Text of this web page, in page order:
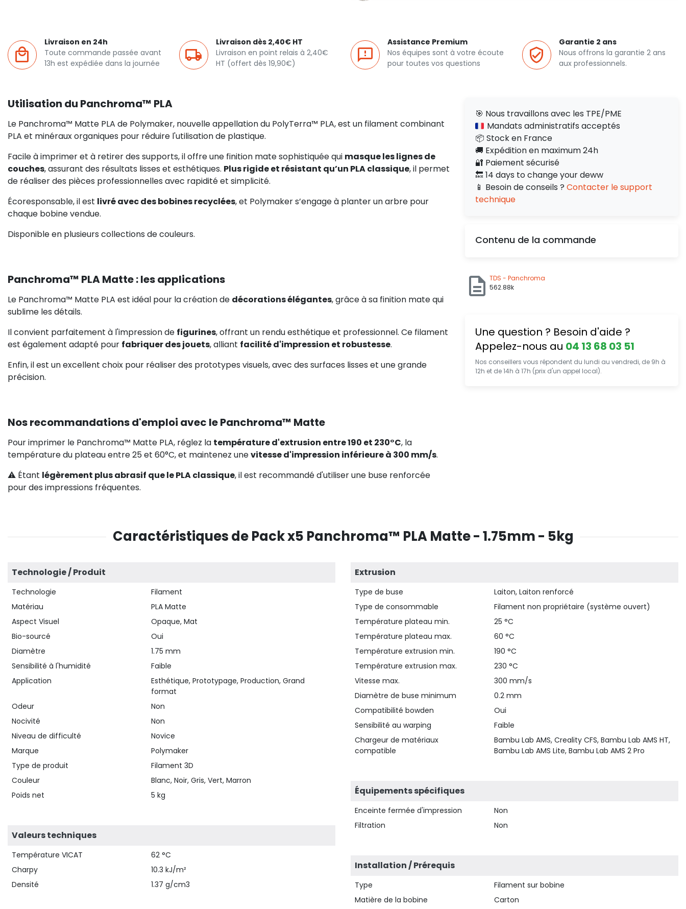
Livraison en 24h
Toute commande passée avant
13h est expédiée dans la journée
Livraison dès 2,40€ HT
Livraison en point relais à 2,40€
HT (offert dès 19,90€)
Assistance Premium
Nos équipes sont à votre écoute
pour toutes vos questions
Garantie 2 ans
Nous offrons la garantie 2 ans
aux professionnels.
Utilisation du Panchroma™ PLA
Le Panchroma™ Matte PLA de Polymaker, nouvelle appellation du PolyTerra™ PLA, est un filament combinant
PLA et minéraux organiques pour réduire l'utilisation de plastique.
Facile à imprimer et à retirer des supports, il offre une finition mate sophistiquée qui masque les lignes de
couches, assurant des résultats lisses et esthétiques. Plus rigide et résistant qu’un PLA classique, il permet
de réaliser des pièces professionnelles avec rapidité et simplicité.
Écoresponsable, il est livré avec des bobines recyclées, et Polymaker s’engage à planter un arbre pour
chaque bobine vendue.
Disponible en plusieurs collections de couleurs.
Panchroma™ PLA Matte : les applications
Le Panchroma™ Matte PLA est idéal pour la création de décorations élégantes, grâce à sa finition mate qui
sublime les détails.
Il convient parfaitement à l'impression de figurines, offrant un rendu esthétique et professionnel. Ce filament
est également adapté pour fabriquer des jouets, alliant facilité d'impression et robustesse.
Enfin, il est un excellent choix pour réaliser des prototypes visuels, avec des surfaces lisses et une grande
précision.
Nos recommandations d'emploi avec le Panchroma™ Matte
Pour imprimer le Panchroma™ Matte PLA, réglez la température d'extrusion entre 190 et 230°C, la
température du plateau entre 25 et 60°C, et maintenez unevitesse d'impression inférieure à 300 mm/s.
⚠️ Étant légèrement plus abrasif que le PLA classique, il est recommandé d'utiliser une buse renforcée
pour des impressions fréquentes.
🎯 Nous travaillons avec les TPE/PME
Mandats administratifs acceptés
📦 Stock en France
🚚 Expédition en maximum 24h
🔐 Paiement sécurisé
🔙 14 days to change your deww
📱 Besoin de conseils ? Contacter le support
technique
Contenu de la commande
TDS - Panchroma
562.88k
Une question ? Besoin d'aide ?
Appelez-nous au 04 13 68 03 51
Nos conseillers vous répondent du lundi au vendredi, de 9h à
12h et de 14h à 17h (prix d'un appel local).
Caractéristiques de Pack x5 Panchroma™ PLA Matte - 1.75mm - 5kg
Technologie / Produit
Technologie
Filament
Matériau
PLA Matte
Aspect Visuel
Opaque, Mat
Bio-sourcé
Oui
Diamètre
1.75 mm
Sensibilité à l'humidité
Faible
Application
Esthétique, Prototypage, Production, Grand
format
Odeur
Non
Nocivité
Non
Niveau de difficulté
Novice
Marque
Polymaker
Type de produit
Filament 3D
Couleur
Blanc, Noir, Gris, Vert, Marron
Poids net
5 kg
Valeurs techniques
Température VICAT
62 °C
Charpy
10.3 kJ/m²
Densité
1.37 g/cm3
Extrusion
Type de buse
Laiton, Laiton renforcé
Type de consommable
Filament non propriétaire (système ouvert)
Température plateau min.
25 °C
Température plateau max.
60 °C
Température extrusion min.
190 °C
Température extrusion max.
230 °C
Vitesse max.
300 mm/s
Diamètre de buse minimum
0.2 mm
Compatibilité bowden
Oui
Sensibilité au warping
Faible
Chargeur de matériaux
compatible
Bambu Lab AMS, Creality CFS, Bambu Lab AMS HT,
Bambu Lab AMS Lite, Bambu Lab AMS 2 Pro
Équipements spécifiques
Enceinte fermée d'impression
Non
Filtration
Non
Installation / Prérequis
Type
Filament sur bobine
Matière de la bobine
Carton